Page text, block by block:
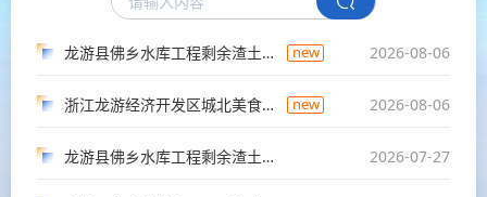
龙游县佛乡水库工程剩余渣土竞价项目（重招） new 2026-08-06
浙江龙游经济开发区城北美食城118、121号商铺公开招租项目 new 2026-08-06
龙游县佛乡水库工程剩余渣土竞价 2026-07-27